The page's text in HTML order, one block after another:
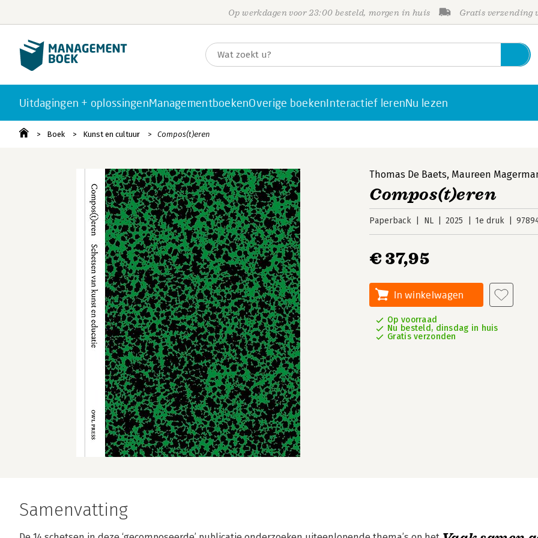
Op werkdagen voor 23:00 besteld, morgen in huis Gratis verzending
Uitdagingen + oplossingenManagementboekenOverige boekenInteractief lerenNu lezen
Boek Kunst en cultuur Compos(t)eren
Thomas De Baets, Maureen
Compos(t)eren
Paperback NL 2025 1e druk
€ 37,95
In winkelwagen
Op voorraad
Nu besteld, dinsdag in huis
Gratis verzonden
Samenvatting